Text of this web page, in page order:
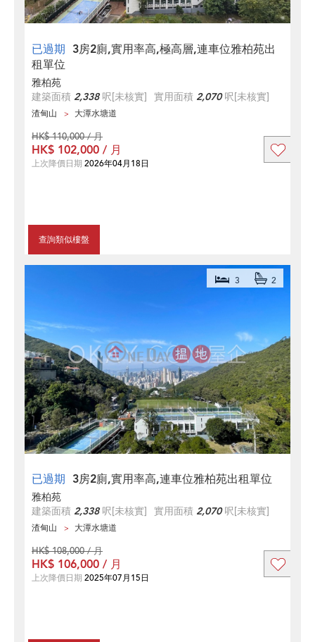
已過期 3房2廁,實用率高,極高層,連車位雅柏苑出
租單位
雅柏苑
建築面積 2,338呎[未核實] 實用面積 2,070呎[未核實]
渣甸山 大潭水塘道
查詢類似樓盤
HK$ 110,000 / 月
HK$ 102,000 / 月
上次降價日期 2026年04月18日
已過期 3房2廁,實用率高,連車位雅柏苑出租單位
3 2
雅柏苑
建築面積 2,338呎[未核實] 實用面積 2,070呎[未核實]
渣甸山 大潭水塘道
HK$ 108,000 / 月
HK$ 106,000 / 月
上次降價日期 2025年07月15日